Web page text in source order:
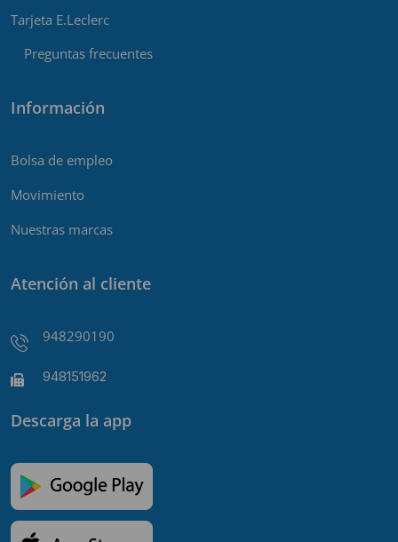
Tarjeta E.Leclerc
Preguntas frecuentes
Información
Bolsa de empleo
Movimiento
Nuestras marcas
Atención al cliente
948290190
948151962
Descarga la app